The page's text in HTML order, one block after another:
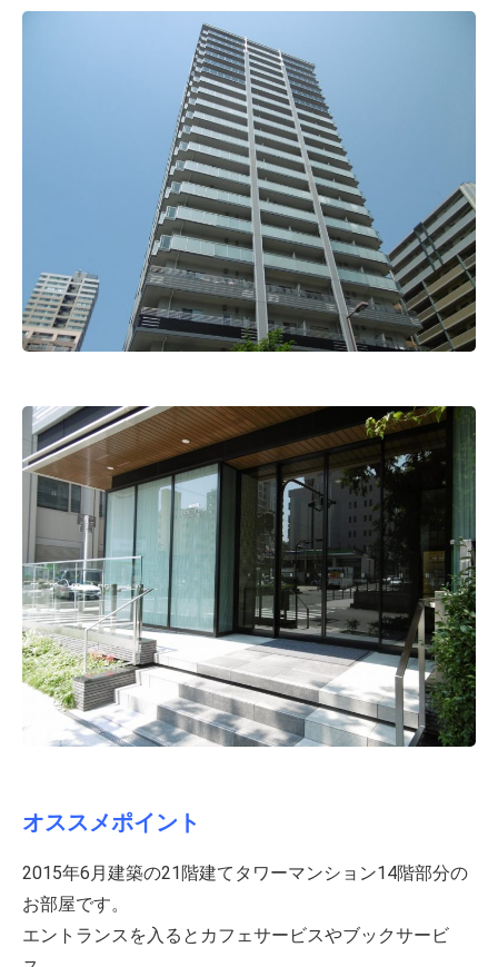
オススメポイント
2015年6月建築の21階建てタワーマンション14階部分の
お部屋です。
エントランスを入るとカフェサービスやブックサービ